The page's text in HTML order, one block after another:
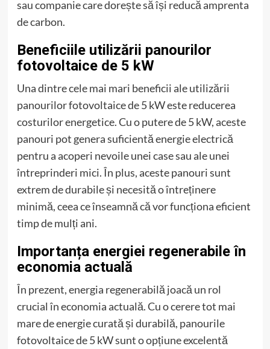
sau companie care dorește să își reducă amprenta
de carbon.
Beneficiile utilizării panourilor
fotovoltaice de 5 kW
Una dintre cele mai mari beneficii ale utilizării
panourilor fotovoltaice de 5 kW este reducerea
costurilor energetice. Cu o putere de 5 kW, aceste
panouri pot genera suficientă energie electrică
pentru a acoperi nevoile unei case sau ale unei
întreprinderi mici. În plus, aceste panouri sunt
extrem de durabile și necesită o întreținere
minimă, ceea ce înseamnă că vor funcționa eficient
timp de mulți ani.
Importanța energiei regenerabile în
economia actuală
În prezent, energia regenerabilă joacă un rol
crucial în economia actuală. Cu o cerere tot mai
mare de energie curată și durabilă, panourile
fotovoltaice de 5 kW sunt o opțiune excelentă